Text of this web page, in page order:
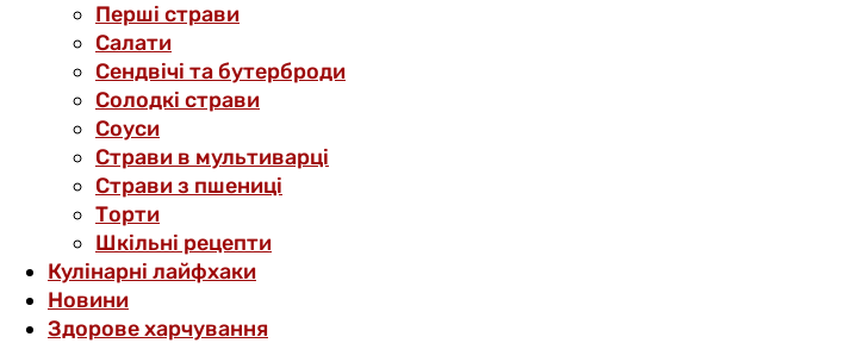
Перші страви
Салати
Сендвічі та бутерброди
Солодкі страви
Соуси
Страви в мультиварці
Страви з пшениці
Торти
Шкільні рецепти
Кулінарні лайфхаки
Новини
Здорове харчування